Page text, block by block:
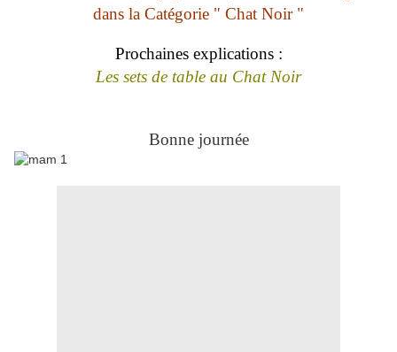
dans la Catégorie " Chat Noir "
Prochaines explications :
Les sets de table au Chat Noir
Bonne journée